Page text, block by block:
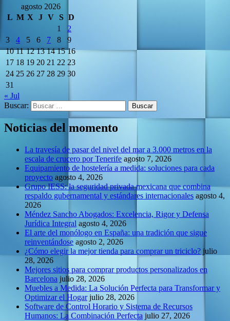
agosto 2026
L M X J V S D
1
2
3
4 5 6 7 8
9
10 11 12 13 14 15 16
17 18 19 20 21 22 23
24 25 26 27 28 29 30
31
« Jul
Buscar:
Noticias del momento
La travesía de pasar del nivel del mar a 3.000 metros en la
escala de crucero por Tenerife agosto 7, 2026
Equipamiento de hostelería a medida: soluciones para cada
proyecto agosto 4, 2026
Grupo IESS: la seguridad privada mexicana que combina
respaldo gubernamental y estándares internacionales agosto 4,
2026
Méndez Sancho Abogados: Excelencia, Rigor y Defensa
Jurídica Integral agosto 4, 2026
El arte del monólogo en España: una tradición que sigue
reinventándose agosto 2, 2026
¿Cómo elegir la mejor tienda para comprar un triciclo? julio
28, 2026
Mejores sitios para comprar productos personalizados en
Barcelona julio 28, 2026
Muebles a Medida: La Solución Perfecta para Transformar y
Optimizar el Hogar julio 28, 2026
Software de Control Horario y Sistema de Recursos
Humanos: La Combinación Perfecta julio 27, 2026